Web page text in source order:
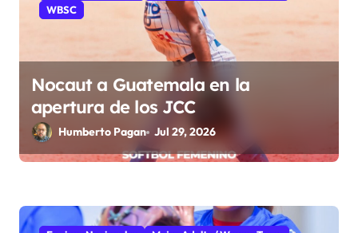
WBSC
Nocaut a Guatemala en la
apertura de los JCC
Humberto Pagan Jul 29, 2026